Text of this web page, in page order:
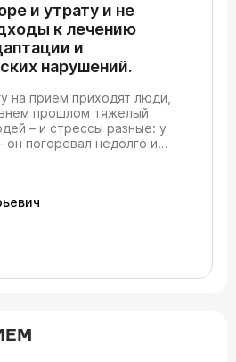
и утрату и не
к лечению
и
нарушений.
на прием приходят люди,
прошлом тяжелый
– и стрессы разные: у
он погоревал недолго и
гораздо менее серьезной
такие пациенту врачу и
в статье врача-невролога,
наук Маневич Татьяны